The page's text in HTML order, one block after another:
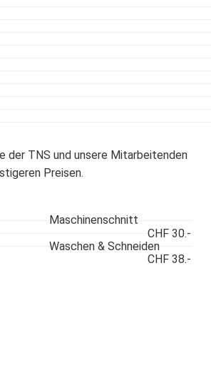
der TNS und unsere Mitarbeitenden
Preisen.
Maschinenschnitt
CHF 30.-
Waschen & Schneiden
CHF 38.-